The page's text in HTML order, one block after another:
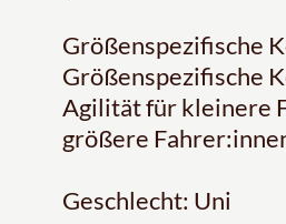
Größenspezifische
Größenspezifische
Agilität für kleinere
größere
Geschlecht: Uni